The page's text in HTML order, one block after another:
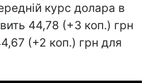
курс долара в
44,78 (+3 коп.) грн
(+2 коп.) грн для